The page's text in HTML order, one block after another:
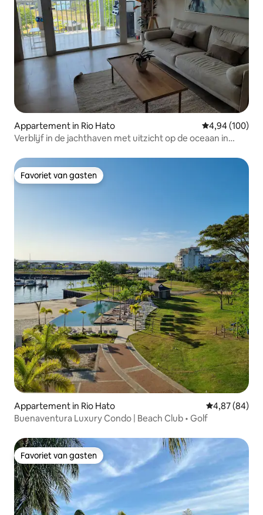
Appartement in Rio Hato Gemiddelde
4,94 (100)
Verblijf in de jachthaven met uitzicht op de oceaan in
Favoriet van gasten
Favoriet van gasten
Appartement in Rio Hato Gemiddelde
4,87 (84)
Buenaventura Luxury Condo | Beach Club • Golf
Favoriet van gasten
Favoriet van gasten